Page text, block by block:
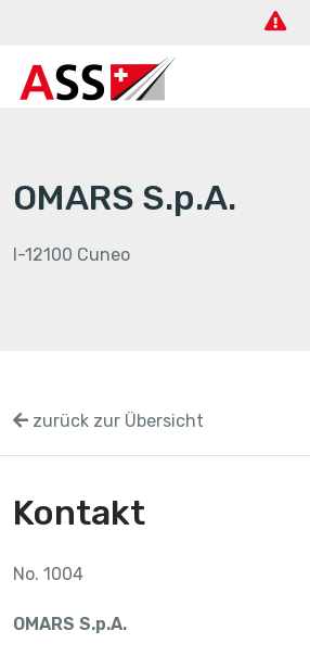
OMARS S.p.A.
I-12100 Cuneo
zurück zur Übersicht
Kontakt
No. 1004
OMARS S.p.A.